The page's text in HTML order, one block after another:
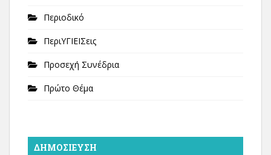
Περιοδικό
ΠεριΥΓΙΕΙΣεις
Προσεχή Συνέδρια
Πρώτο Θέμα
ΔΗΜΟΣΊΕΥΣΗ